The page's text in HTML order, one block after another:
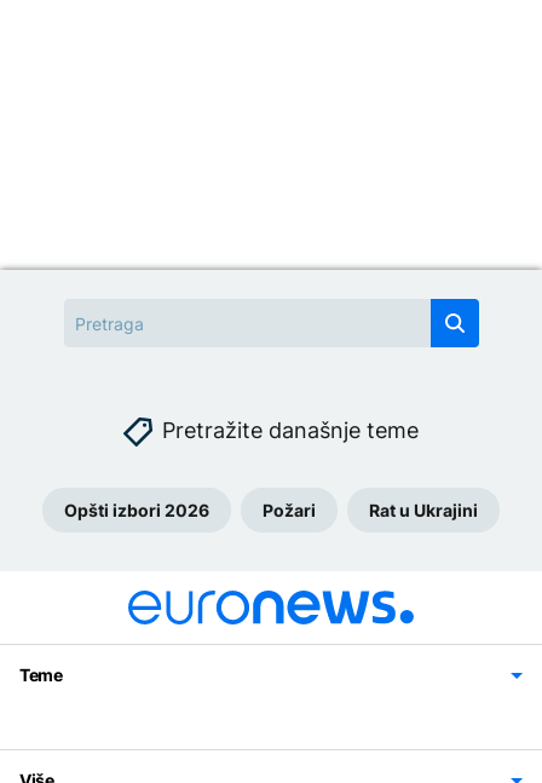
Pretražite današnje teme
Opšti izbori 2026 Požari Rat u Ukrajini
Teme
Svijet
Sport
Magazin